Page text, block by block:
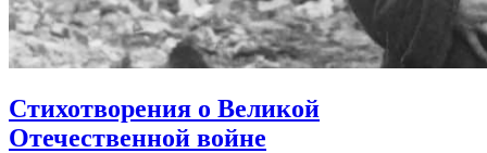
Стихотворения о Великой
Отечественной войне